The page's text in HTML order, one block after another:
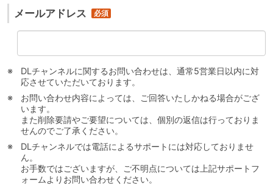
メールアドレス
DLチャンネルに関するお問い合わせは、通常5営業日以内に対
応させていただいております。
お問い合わせ内容によっては、ご回答いたしかねる場合がござ
います。
また削除要請やご要望については、個別の返信は行っておりま
せんのでご了承ください。
DLチャンネルでは電話によるサポートには対応しておりませ
ん。
お手数ではございますが、ご不明点については上記サポートフ
ォームよりお問い合わせください。